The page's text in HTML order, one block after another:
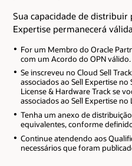
Sua capacidade de distribuir
Expertise permanecerá
For um Membro do Oracle
com um Acordo do OPN válido.
Se inscreveu no Cloud Sell
associados ao Sell Expertise
License & Hardware Track se
associados ao Sell Expertise no
Tenha um anexo de
equivalentes, conforme
Continue atendendo aos
necessários que foram